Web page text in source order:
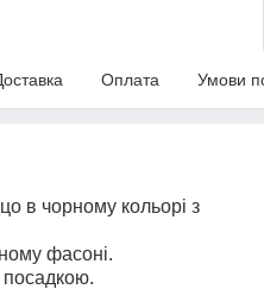
Оплата Умови
в чорному кольорі з
фасоні.